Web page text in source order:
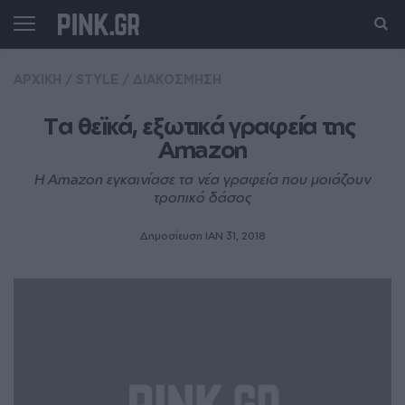
Tα θεϊκά, εξωτικά γραφεία της
Amazon
Η Amazon εγκαινίασε τα νέα γραφεία που μοιάζουν
τροπικό δάσος
Δημοσίευση ΙΑΝ 31, 2018